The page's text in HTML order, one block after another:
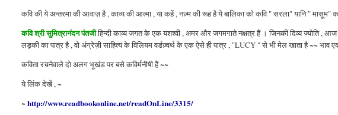
कवि की ये अन्तरमा की आवाज़ है , काव्य की आत्मा , या कहें , नज़्म की रूह है ये बालिका को कवि " सरला" यानि " मासूम"
कवि श्री सुमित्रानंदन पंतजीहिन्दी काव्य जगत के एक यशश्वी , अमर और जगमगाते नक्षत्र हैं । जिनकी दिव्य ज्योति ,
लड़की का पात्र है , वो अंग्रेज़ी साहित्य के विलियम वर्डज़्वर्थ के एक ऐसे ही पात्र , "LUCY " से भी मेल खाता है ~~
कविता रचनेवाले दो अलग भूखंड पर बसे कविर्मनीषी हैं ~~
ये लिंक देखें , ~
~http://www.readbookonline.net/readOnLine/3315/